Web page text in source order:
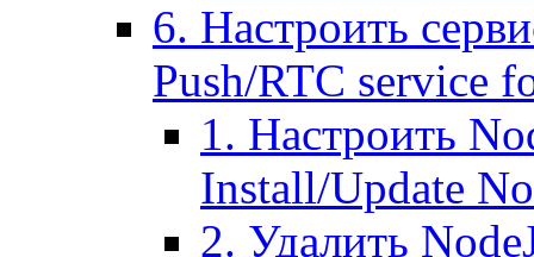
6. Настроить
Push/RTC service
1. Настроить
Install/Update
2. Удалить